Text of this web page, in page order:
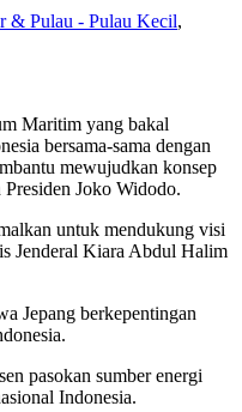
& Pulau - Pulau Kecil,
Maritim yang bakal
bersama-sama dengan
mewujudkan konsep
Joko Widodo.
untuk mendukung visi
Jenderal Kiara Abdul Halim
Jepang berkepentingan
pasokan sumber energi
Indonesia.